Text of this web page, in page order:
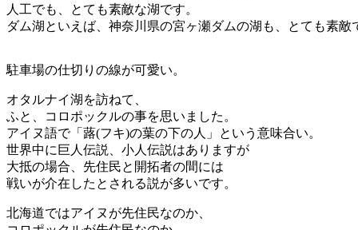
人工でも、とても素敵な湖です。
ダム湖といえば、神奈川県の宮ヶ瀬ダムの湖も、とても素敵
駐車場の仕切りの線が可愛い。
オタルナイ湖を訪ねて、
ふと、コロポックルの事を思いました。
アイヌ語で「蕗(フキ)の葉の下の人」という意味合い。
世界中に巨人伝説、小人伝説はありますが
大抵の場合、先住民と開拓者の間には
戦いが介在したとされる説が多いです。
北海道ではアイヌが先住民なのか、